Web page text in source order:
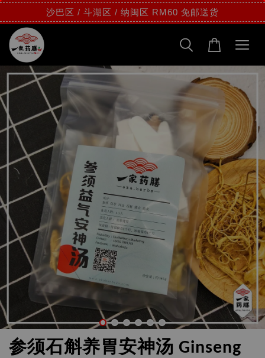
沙巴区 / 斗湖区 / 纳闽区 RM60 免邮送货
参须石斛养胃安神汤 Ginseng